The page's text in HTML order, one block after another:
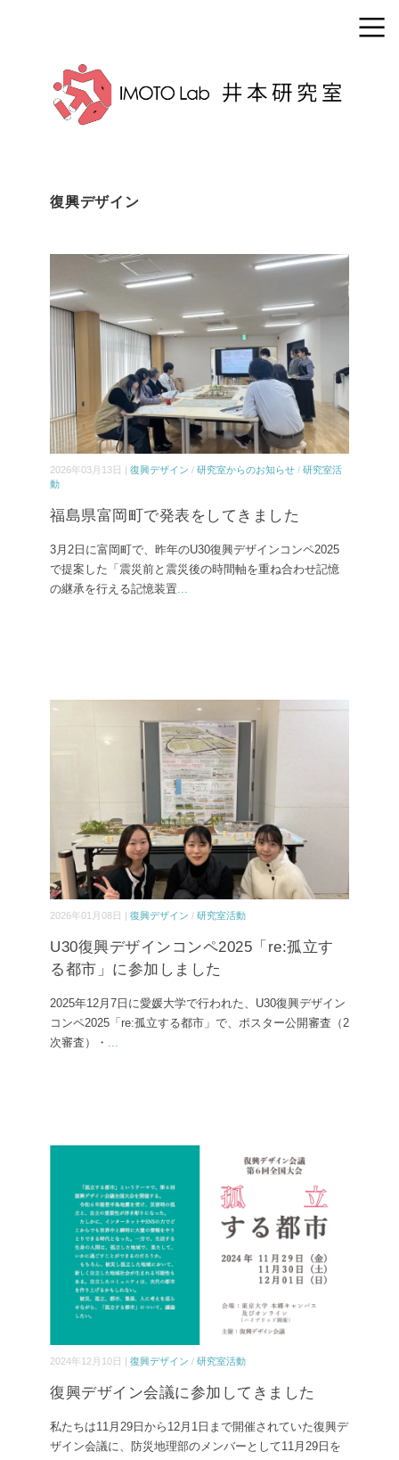
復興デザイン
2026年03月13日 | 復興デザイン / 研究室からのお知らせ / 研究室活
動
福島県富岡町で発表をしてきました
3月2日に富岡町で、昨年のU30復興デザインコンペ2025
で提案した「震災前と震災後の時間軸を重ね合わせ記憶
の継承を行える記憶装置...
2026年01月08日 | 復興デザイン / 研究室活動
U30復興デザインコンペ2025「re:孤立す
る都市」に参加しました
2025年12月7日に愛媛大学で行われた、U30復興デザイン
コンペ2025「re:孤立する都市」で、ポスター公開審査（2
次審査）・ ...
2024年12月10日 | 復興デザイン / 研究室活動
復興デザイン会議に参加してきました
私たちは11月29日から12月1日まで開催されていた復興デ
ザイン会議に、防災地理部のメンバーとして11月29日を